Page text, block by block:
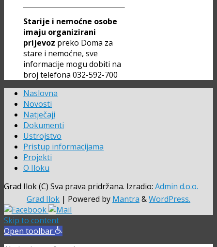
Starije i nemoćne osobe
imaju organizirani
prijevoz preko Doma za
stare i nemoćne, sve
informacije mogu dobiti na
broj telefona 032-592-700
Naslovna
Novosti
Natječaji
Dokumenti
Ustrojstvo
Pristup informacijama
Projekti
O Iloku
Grad Ilok (C) Sva prava pridržana. Izradio: Admin d.o.o.
Grad Ilok | Powered by Mantra &WordPress.
Skip to content
Open toolbar